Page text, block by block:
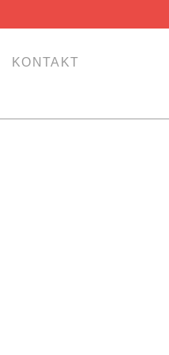
KONTAKT